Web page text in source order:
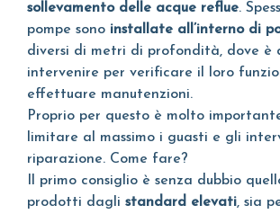
sollevamento delle acque reflue.
pompe sono installate all’interno di
diversi di metri di profondità, dove è
intervenire per verificare il loro
effettuare manutenzioni.
Proprio per questo è molto
limitare al massimo i guasti e gli
riparazione. Come fare?
Il primo consiglio è senza dubbio
prodotti dagli standard elevati, sia